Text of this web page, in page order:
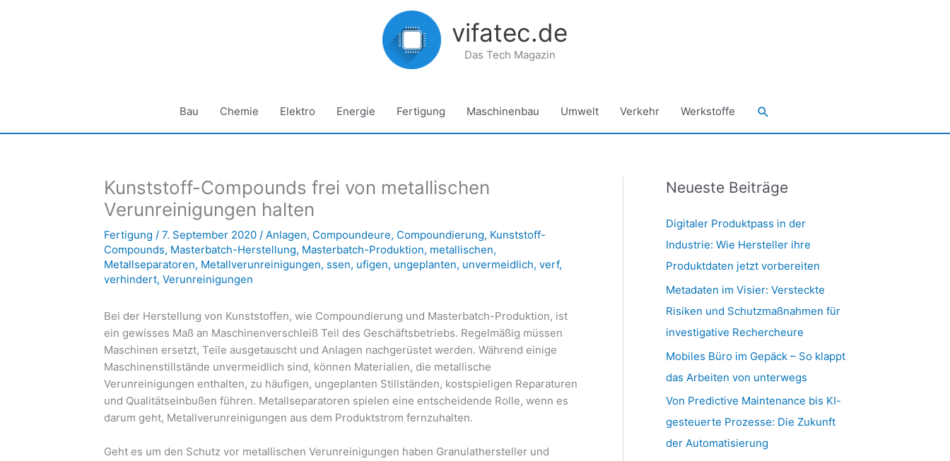
vifatec.de
Das Tech Magazin
Bau Chemie Elektro Energie Fertigung Maschinenbau Umwelt Verkehr Werkstoffe Suchen
Kunststoff-Compounds frei von metallischen
Verunreinigungen halten
Fertigung / 7. September 2020 / Anlagen, Compoundeure, Compoundierung, Kunststoff-
Compounds, Masterbatch-Herstellung, Masterbatch-Produktion, metallischen,
Metallseparatoren, Metallverunreinigungen, ssen, ufigen, ungeplanten, unvermeidlich, verf,
verhindert, Verunreinigungen
Bei der Herstellung von Kunststoffen, wie Compoundierung und Masterbatch-Produktion, ist
ein gewisses Maß an Maschinenverschleiß Teil des Geschäftsbetriebs. Regelmäßig müssen
Maschinen ersetzt, Teile ausgetauscht und Anlagen nachgerüstet werden. Während einige
Maschinenstillstände unvermeidlich sind, können Materialien, die metallische
Verunreinigungen enthalten, zu häufigen, ungeplanten Stillständen, kostspieligen Reparaturen
und Qualitätseinbußen führen. Metallseparatoren spielen eine entscheidende Rolle, wenn es
darum geht, Metallverunreinigungen aus dem Produktstrom fernzuhalten.
Geht es um den Schutz vor metallischen Verunreinigungen haben Granulathersteller und
Neueste Beiträge
Digitaler Produktpass in der
Industrie: Wie Hersteller ihre
Produktdaten jetzt vorbereiten
Metadaten im Visier: Versteckte
Risiken und Schutzmaßnahmen für
investigative Rechercheure
Mobiles Büro im Gepäck – So klappt
das Arbeiten von unterwegs
Von Predictive Maintenance bis KI-
gesteuerte Prozesse: Die Zukunft
der Automatisierung